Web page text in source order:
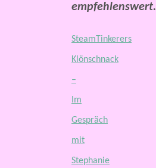
empfehlenswert.
SteamTinkerers
Klönschnack
–
Im
Gespräch
mit
Stephanie